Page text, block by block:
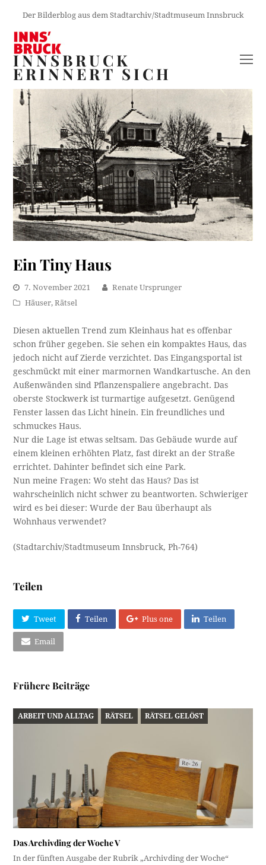
Der Bilderblog aus dem Stadtarchiv/Stadtmuseum Innsbruck
INNSBRUCK
ERINNERT SICH
Ein Tiny Haus
7. November 2021
Renate Ursprunger
Häuser,Rätsel
Diesen aktuellen Trend zum Kleinhaus hat es offenbar
schon früher gegeben. Sie sehen ein kompaktes Haus, das
jedoch nicht auf Zierde verzichtet. Das Eingangsportal ist
geschmückt mit einer marmornen Wandkartusche. An den
Außenwänden sind Pflanzenspaliere angebracht. Das
oberste Stockwerk ist turmartige aufgesetzt. Genügend
Fenster lassen das Licht hinein. Ein freundliches und
schmuckes Haus.
Nur die Lage ist etwas seltsam. Das Gebäude wurde auf
einem kleinen erhöhten Platz, fast direkt an der Straße
errichtet. Dahinter befindet sich eine Park.
Nun meine Fragen: Wo steht das Haus? Das ist
wahrscheinlich nicht schwer zu beantworten. Schwieriger
wird es bei dieser: Wurde der Bau überhaupt als
Wohnhaus verwendet?
(Stadtarchiv/Stadtmuseum Innsbruck, Ph-764)
Teilen
Tweet Teilen Plus one Teilen
Email
Frühere Beiträge
ARBEIT UND ALLTAG RÄTSEL RÄTSEL GELÖST
Das Archivding der Woche V
In der fünften Ausgabe der Rubrik „Archivding der Woche“